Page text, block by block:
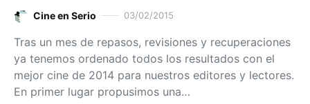
Cine en Serio 03/02/2015
Tras un mes de repasos, revisiones y recuperaciones
ya tenemos ordenado todos los resultados con el
mejor cine de 2014 para nuestros editores y lectores.
En primer lugar propusimos una…